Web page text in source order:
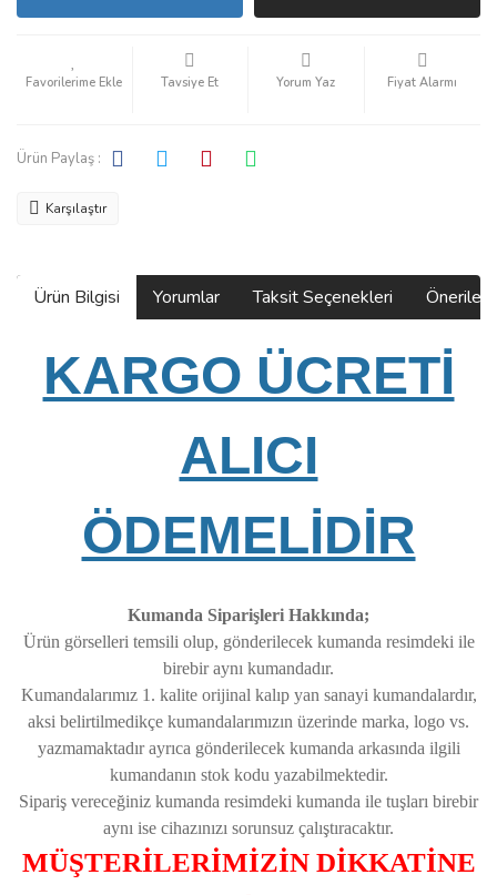
Tavsiye Et Yorum Yaz Fiyat Alarmı
Ürün Paylaş :
Karşılaştır
Ürün Bilgisi Yorumlar Taksit Seçenekleri
KARGO ÜCRETİ
ALICI
ÖDEMELİDİR
Kumanda Siparişleri Hakkında;
Ürün görselleri temsili olup, gönderilecek kumanda resimdeki ile
birebir aynı kumandadır.
Kumandalarımız 1. kalite orijinal kalıp yan sanayi kumandalardır,
aksi belirtilmedikçe kumandalarımızın üzerinde marka, logo vs.
yazmamaktadır ayrıca gönderilecek kumanda arkasında ilgili
kumandanın stok kodu yazabilmektedir.
Sipariş vereceğiniz kumanda resimdeki kumanda ile tuşları birebir
aynı ise cihazınızı sorunsuz çalıştıracaktır.
MÜŞTERİLERİMİZİN DİKKATİNE